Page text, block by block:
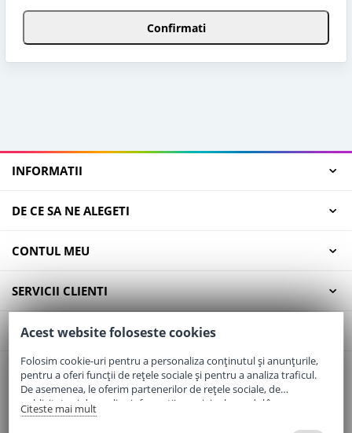
Confirmati
INFORMATII
DE CE SA NE ALEGETI
CONTUL MEU
SERVICII CLIENTI
CONTACT
Email:office@elaptepraf.ro
Telefon:0745-964-449
Adresa:Sos. Borsului, Nr. 20, Oradea, Jud. Bihor
Acest website foloseste cookies
Folosim cookie-uri pentru a personaliza conținutul și anunțurile,
pentru a oferi funcții de rețele sociale și pentru a analiza traficul.
De asemenea, le oferim partenerilor de rețele sociale, de
publicitate și de analize informații cu privire la modul în care
folosiți site-ul nostru. Aceștia le pot combina cu alte informații
Citeste mai mult